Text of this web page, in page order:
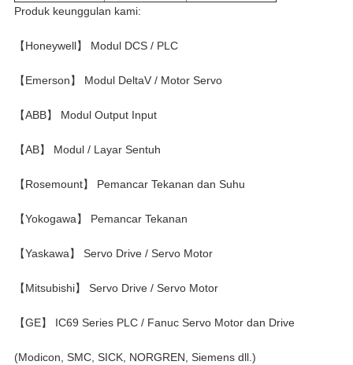
Produk keunggulan kami:
【Honeywell】 Modul DCS / PLC
【Emerson】 Modul DeltaV / Motor Servo
【ABB】 Modul Output Input
【AB】 Modul / Layar Sentuh
【Rosemount】 Pemancar Tekanan dan Suhu
【Yokogawa】 Pemancar Tekanan
【Yaskawa】 Servo Drive / Servo Motor
【Mitsubishi】 Servo Drive / Servo Motor
【GE】 IC69 Series PLC / Fanuc Servo Motor dan Drive
(Modicon, SMC, SICK, NORGREN, Siemens dll.)